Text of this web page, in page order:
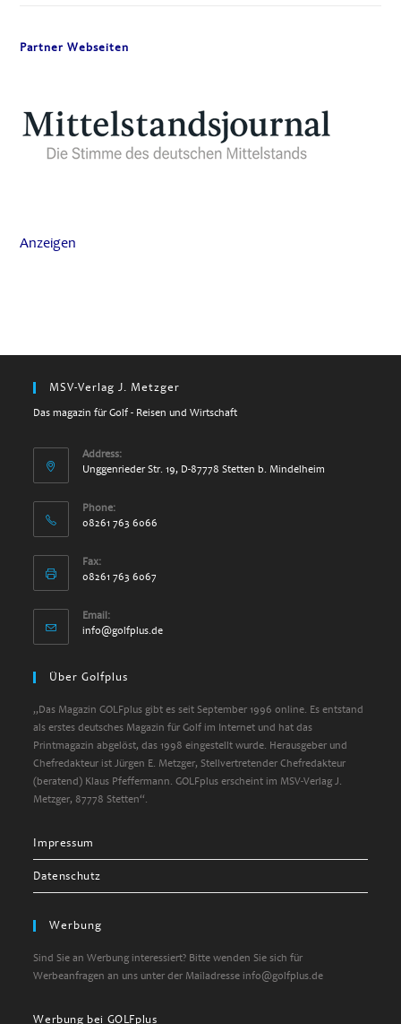
Partner Webseiten
Anzeigen
MSV-Verlag J. Metzger
Das magazin für Golf - Reisen und Wirtschaft
Address:
Unggenrieder Str. 19, D-87778 Stetten b. Mindelheim
Phone:
08261 763 6066
Fax:
08261 763 6067
Email:
info@golfplus.deOpens
Über Golfplus
„Das Magazin GOLFplus gibt es seit September 1996 online. Es entstand
als erstes deutsches Magazin für Golf im Internet und hat das
Printmagazin abgelöst, das 1998 eingestellt wurde. Herausgeber und
Chefredakteur ist Jürgen E. Metzger, Stellvertretender Chefredakteur
(beratend) Klaus Pfeffermann. GOLFplus erscheint im MSV-Verlag J.
Metzger, 87778 Stetten“.
Impressum
Datenschutz
Werbung
Sind Sie an Werbung interessiert? Bitte wenden Sie sich für
Werbeanfragen an uns unter der Mailadresse info@golfplus.de
Werbung bei GOLFplus